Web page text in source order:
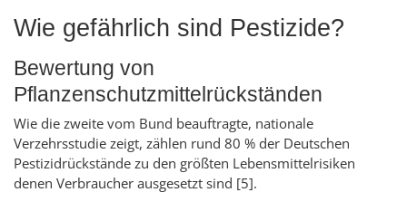
Wie gefährlich sind Pestizide?
Bewertung von
Pflanzenschutzmittelrückständen
Wie die zweite vom Bund beauftragte, nationale
Verzehrsstudie zeigt, zählen rund 80 % der Deutschen
Pestizidrückstände zu den größten Lebensmittelrisiken
denen Verbraucher ausgesetzt sind [5].